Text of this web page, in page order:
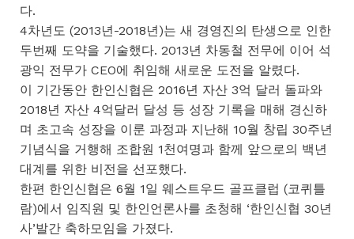
다.
4차년도 (2013년-2018년)는 새 경영진의 탄생으로 인한
두번째 도약을 기술했다. 2013년 차동철 전무에 이어 석
광익 전무가 CEO에 취임해 새로운 도전을 알렸다.
이 기간동안 한인신협은 2016년 자산 3억 달러 돌파와
2018년 자산 4억달러 달성 등 성장 기록을 매해 경신하
며 초고속 성장을 이룬 과정과 지난해 10월 창립 30주년
기념식을 거행해 조합원 1천여명과 함께 앞으로의 백년
대계를 위한 비전을 선포했다.
한편 한인신협은 6월 1일 웨스트우드 골프클럽 (코퀴틀
람)에서 임직원 및 한인언론사를 초청해 ‘한인신협 30년
사’발간 축하모임을 가졌다.